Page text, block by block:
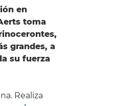
en
toma
grandes, a
su fuerza
Realiza